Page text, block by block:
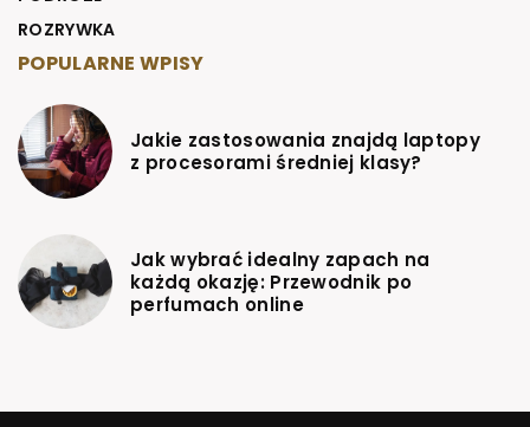
ROZRYWKA
POPULARNE WPISY
Jakie zastosowania znajdą laptopy
z procesorami średniej klasy?
Jak wybrać idealny zapach na
każdą okazję: Przewodnik po
perfumach online